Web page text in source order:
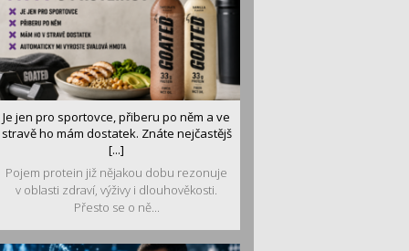
Je jen pro sportovce, přiberu po něm a ve
stravě ho mám dostatek. Znáte nejčastějš
[...]
Pojem protein již nějakou dobu rezonuje
v oblasti zdraví, výživy i dlouhověkosti.
Přesto se o ně...